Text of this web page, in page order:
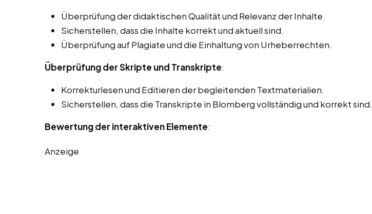
Überprüfung der didaktischen Qualität und Relevanz der Inhalte.
Sicherstellen, dass die Inhalte korrekt und aktuell sind.
Überprüfung auf Plagiate und die Einhaltung von Urheberrechten.
Überprüfung der Skripte und Transkripte:
Korrekturlesen und Editieren der begleitenden Textmaterialien.
Sicherstellen, dass die Transkripte in Blomberg vollständig und korrekt sind.
Bewertung der interaktiven Elemente:
Anzeige